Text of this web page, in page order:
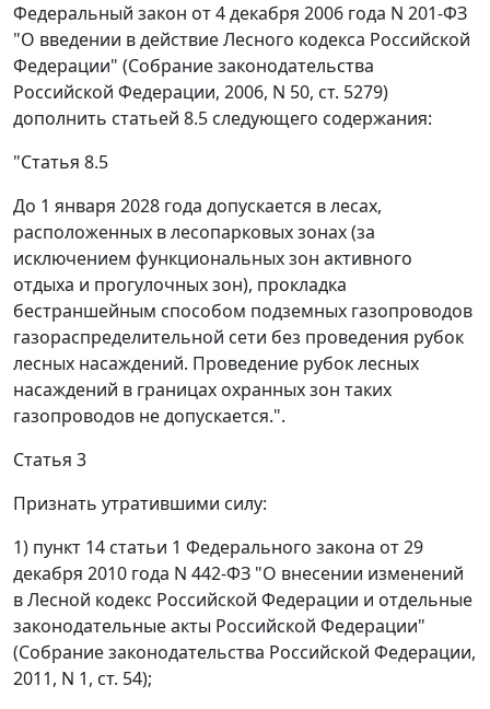
Федеральный закон от 4 декабря 2006 года N 201-ФЗ
"О введении в действие Лесного кодекса Российской
Федерации" (Собрание законодательства
Российской Федерации, 2006, N 50, ст. 5279)
дополнить статьей 8.5 следующего содержания:
"Статья 8.5
До 1 января 2028 года допускается в лесах,
расположенных в лесопарковых зонах (за
исключением функциональных зон активного
отдыха и прогулочных зон), прокладка
бестраншейным способом подземных газопроводов
газораспределительной сети без проведения рубок
лесных насаждений. Проведение рубок лесных
насаждений в границах охранных зон таких
газопроводов не допускается.".
Статья 3
Признать утратившими силу:
1) пункт 14 статьи 1 Федерального закона от 29
декабря 2010 года N 442-ФЗ "О внесении изменений
в Лесной кодекс Российской Федерации и отдельные
законодательные акты Российской Федерации"
(Собрание законодательства Российской Федерации,
2011, N 1, ст. 54);